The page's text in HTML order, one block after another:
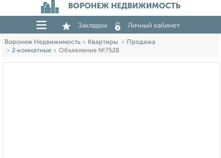
ВОРОНЕЖ НЕДВИЖИМОСТЬ
Закладки Личный кабинет
Воронеж Недвижимость Квартиры
Продажа
2‑комнатные
Объявление №7528